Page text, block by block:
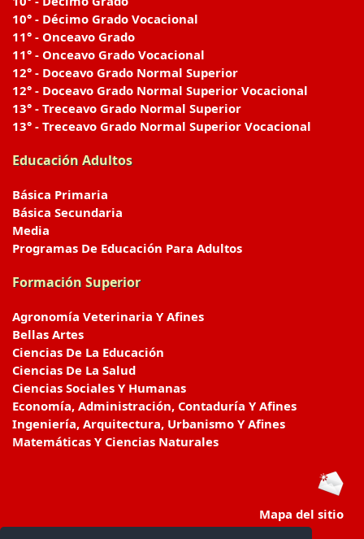
10° - Décimo Grado Vocacional
11° - Onceavo Grado
11° - Onceavo Grado Vocacional
12° - Doceavo Grado Normal Superior
12° - Doceavo Grado Normal Superior Vocacional
13° - Treceavo Grado Normal Superior
13° - Treceavo Grado Normal Superior Vocacional
Educación Adultos
Básica Primaria
Básica Secundaria
Media
Programas De Educación Para Adultos
Formación Superior
Agronomía Veterinaria Y Afines
Bellas Artes
Ciencias De La Educación
Ciencias De La Salud
Ciencias Sociales Y Humanas
Economía, Administración, Contaduría Y Afines
Ingeniería, Arquitectura, Urbanismo Y Afines
Matemáticas Y Ciencias Naturales
Mapa del sitio